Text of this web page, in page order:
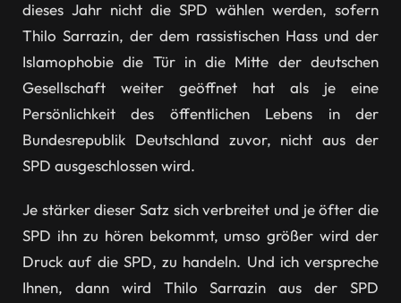
dieses Jahr nicht die SPD wählen werden, sofern
Thilo Sarrazin, der dem rassistischen Hass und der
Islamophobie die Tür in die Mitte der deutschen
Gesellschaft weiter geöffnet hat als je eine
Persönlichkeit des öffentlichen Lebens in der
Bundesrepublik Deutschland zuvor, nicht aus der
SPD ausgeschlossen wird.
Je stärker dieser Satz sich verbreitet und je öfter die
SPD ihn zu hören bekommt, umso größer wird der
Druck auf die SPD, zu handeln. Und ich verspreche
Ihnen, dann wird Thilo Sarrazin aus der SPD